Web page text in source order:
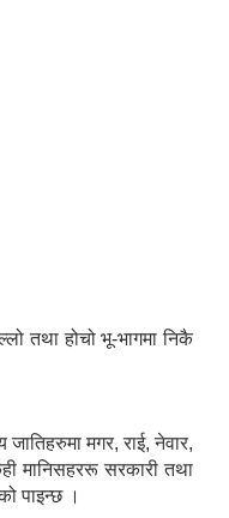
तथा होचो भू-भागमा निकै
मगर, राई, नेवार,
मानिसहररू सरकारी तथा
पाइन्छ ।